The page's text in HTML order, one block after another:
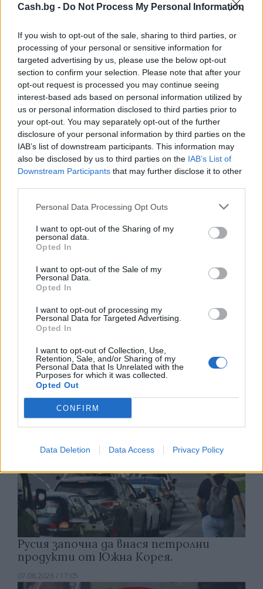
Cash.bg - Do Not Process My Personal Information
If you wish to opt-out of the sale, sharing to third parties, or
processing of your personal or sensitive information for
targeted advertising by us, please use the below opt-out
section to confirm your selection. Please note that after your
opt-out request is processed you may continue seeing
interest-based ads based on personal information utilized by
us or personal information disclosed to third parties prior to
your opt-out. You may separately opt-out of the further
disclosure of your personal information by third parties on the
IAB’s list of downstream participants. This information may
also be disclosed by us to third parties on the IAB’s List of
Downstream Participants that may further disclose it to other
Personal Data Processing Opt Outs
I want to opt-out of the Sharing of my
personal data.
Opted In
I want to opt-out of the Sale of my
Personal Data.
Opted In
I want to opt-out of processing my
Personal Data for Targeted Advertising.
Opted In
I want to opt-out of Collection, Use,
Retention, Sale, and/or Sharing of my
Personal Data that Is Unrelated with the
Purposes for which it was collected.
Opted Out
CONFIRM
Data Deletion Data Access Privacy Policy
Природен газ от Кипър ще потече към
Европа през 2028 година
09.08.2026 / 17:30
Белият дом спира проекти за
07.08.2026 / 18:00
Русия започна да внася петролни
продукти от Южна Корея.
07.08.2026 / 17:05